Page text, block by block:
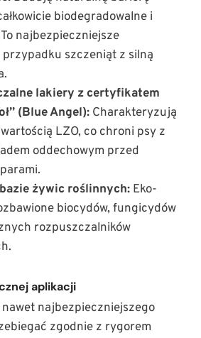
biodegradowalne i
najbezpieczniejsze
przypadku szczeniąt z silną
lakiery z certyfikatem
(Blue Angel): Charakteryzują
LZO, co chroni psy z
oddechowym przed
żywic roślinnych: Eko-
biocydów, fungicydów
rozpuszczalników
aplikacji
nawet najbezpieczniejszego
zgodnie z rygorem